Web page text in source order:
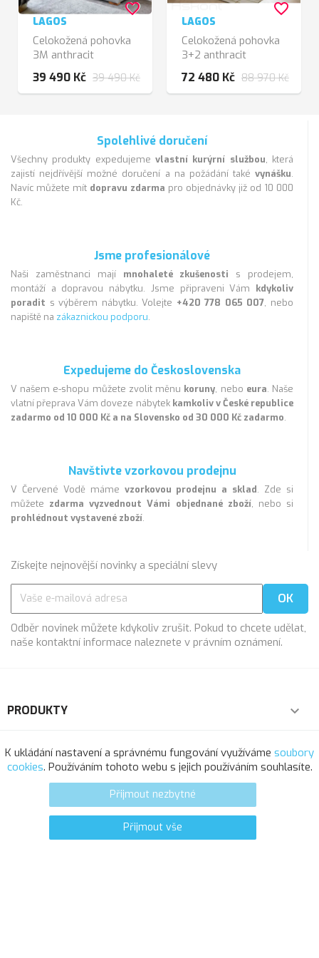
LAGOS
Celokožená pohovka
3M anthracit
39 490 Kč 39 490 Kč
favorite_border
LAGOS
Celokožená pohovka
3+2 anthracit
72 480 Kč 88 970 Kč
favorite_border
Spolehlivé doručení
Všechny produkty expedujeme vlastní kurýrní službou, která
zajistí nejdřívější možné doručení a na požádání také vynášku.
Navíc můžete mít dopravu zdarma pro objednávky již od 10 000
Kč.
Jsme profesionálové
Naši zaměstnanci mají mnohaleté zkušenosti s prodejem,
montáží a dopravou nábytku. Jsme připraveni Vám kdykoliv
poradit s výběrem nábytku. Volejte +420 778 065 007, nebo
napiště na zákaznickou podporu.
Expedujeme do Československa
V našem e-shopu můžete zvolit měnu koruny, nebo eura. Naše
vlatní přeprava Vám doveze nábytek kamkoliv v České republice
zadarmo od 10 000 Kč a na Slovensko od 30 000 Kč zadarmo.
Navštivte vzorkovou prodejnu
V Červené Vodě máme vzorkovou prodejnu a sklad. Zde si
můžete zdarma vyzvednout Vámi objednané zboží, nebo si
prohlédnout vystavené zboží.
Získejte nejnovější novinky a speciální slevy
Odběr novinek můžete kdykoliv zrušit. Pokud to chcete udělat,
naše kontaktní informace naleznete v právním oznámení.
PRODUKTY 
NAŠE SPOLEČNOST 
VÁŠ ÚČET
INFORMACE O OBCHODU
K ukládání nastavení a správnému fungování využíváme soubory
cookies. Používáním tohoto webu s jejich používáním souhlasíte.
Přijmout nezbytné
Přijmout vše
© 2025 - Softresource, spol. s r.o.